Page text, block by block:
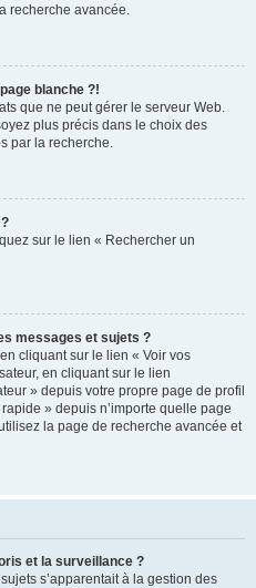
recherche avancée.
blanche ?!
que ne peut gérer le serveur Web.
plus précis dans le choix des
par la recherche.
sur le lien « Rechercher un
messages et sujets ?
cliquant sur le lien « Voir vos
en cliquant sur le lien
» depuis votre propre page de profil
» depuis n’importe quelle page
la page de recherche avancée et
et la surveillance ?
s’apparentait à la gestion des